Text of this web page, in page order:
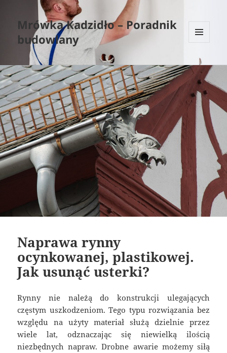
Mrówka Kadzidło – Poradnik
budowlany
WIDGETY
Naprawa rynny
ocynkowanej, plastikowej.
Jak usunąć usterki?
Rynny nie należą do konstrukcji ulegających
częstym uszkodzeniom. Tego typu rozwiązania bez
względu na użyty materiał służą dzielnie przez
wiele lat, odznaczając się niewielką ilością
niezbędnych napraw. Drobne awarie możemy siłą